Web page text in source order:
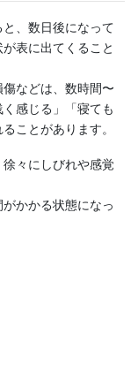
、数日後になって
表に出てくること
などは、数時間〜
感じる」「寝ても
ことがあります。
々にしびれや感覚
かかる状態になっ